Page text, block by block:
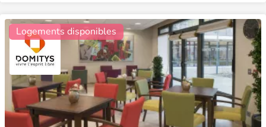
Logements disponibles